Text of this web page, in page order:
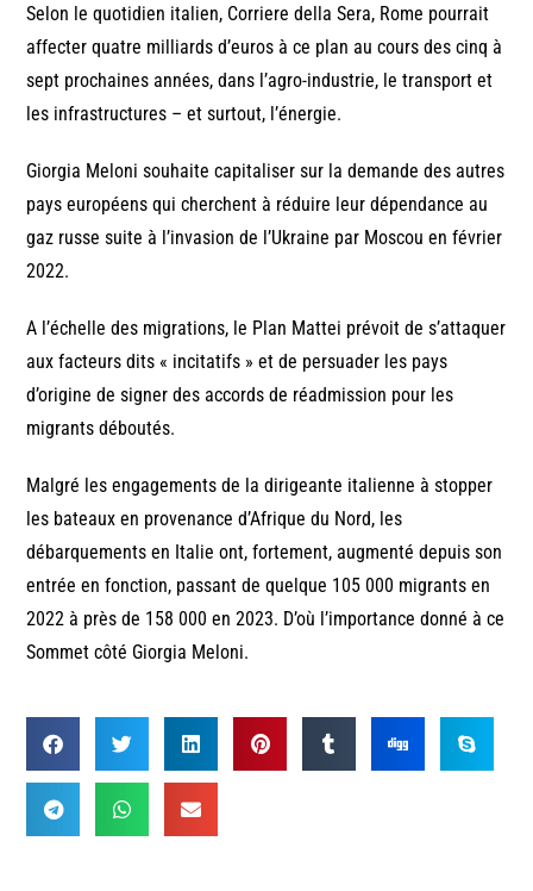
Selon le quotidien italien, Corriere della Sera, Rome pourrait
affecter quatre milliards d’euros à ce plan au cours des cinq à
sept prochaines années, dans l’agro-industrie, le transport et
les infrastructures – et surtout, l’énergie.
Giorgia Meloni souhaite capitaliser sur la demande des autres
pays européens qui cherchent à réduire leur dépendance au
gaz russe suite à l’invasion de l’Ukraine par Moscou en février
2022.
A l’échelle des migrations, le Plan Mattei prévoit de s’attaquer
aux facteurs dits « incitatifs » et de persuader les pays
d’origine de signer des accords de réadmission pour les
migrants déboutés.
Malgré les engagements de la dirigeante italienne à stopper
les bateaux en provenance d’Afrique du Nord, les
débarquements en Italie ont, fortement, augmenté depuis son
entrée en fonction, passant de quelque 105 000 migrants en
2022 à près de 158 000 en 2023. D’où l’importance donné à ce
Sommet côté Giorgia Meloni.